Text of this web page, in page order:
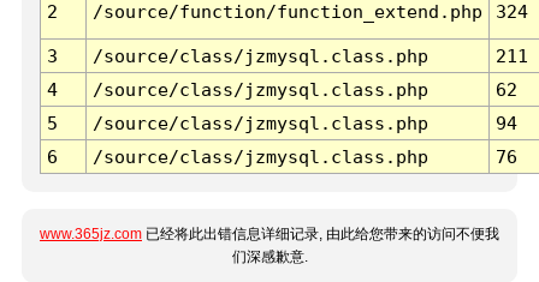
2 /source/function/function_extend.php 324
3 /source/class/jzmysql.class.php
211
4
/source/class/jzmysql.class.php
62
5
/source/class/jzmysql.class.php
94
6
/source/class/jzmysql.class.php 76
www.365jz.com 已经将此出错信息详细记录, 由此给您带来的访问不便我
们深感歉意.